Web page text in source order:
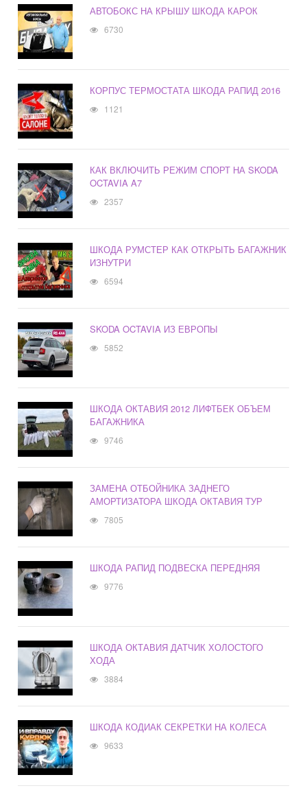
АВТОБОКС НА КРЫШУ ШКОДА КАРОК
6730
КОРПУС ТЕРМОСТАТА ШКОДА РАПИД 2016
1121
КАК ВКЛЮЧИТЬ РЕЖИМ СПОРТ НА SKODA
OCTAVIA A7
2357
ШКОДА РУМСТЕР КАК ОТКРЫТЬ БАГАЖНИК
ИЗНУТРИ
6594
SKODA OCTAVIA ИЗ ЕВРОПЫ
5852
ШКОДА ОКТАВИЯ 2012 ЛИФТБЕК ОБЪЕМ
БАГАЖНИКА
9746
ЗАМЕНА ОТБОЙНИКА ЗАДНЕГО
АМОРТИЗАТОРА ШКОДА ОКТАВИЯ ТУР
7805
ШКОДА РАПИД ПОДВЕСКА ПЕРЕДНЯЯ
9776
ШКОДА ОКТАВИЯ ДАТЧИК ХОЛОСТОГО
ХОДА
3884
ШКОДА КОДИАК СЕКРЕТКИ НА КОЛЕСА
9633